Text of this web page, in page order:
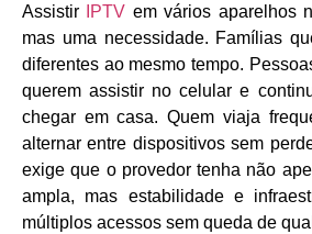
Assistir IPTV em vários aparelhos
mas uma necessidade. Famílias
diferentes ao mesmo tempo.
querem assistir no celular e
chegar em casa. Quem viaja
alternar entre dispositivos sem
exige que o provedor tenha não
ampla, mas estabilidade e
múltiplos acessos sem queda de